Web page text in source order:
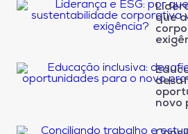
que
novo